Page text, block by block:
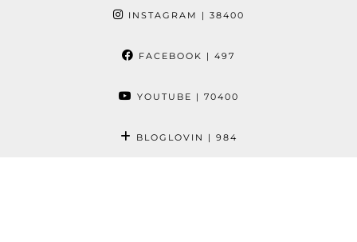
INSTAGRAM | 38400
FACEBOOK | 497
YOUTUBE | 70400
BLOGLOVIN | 984